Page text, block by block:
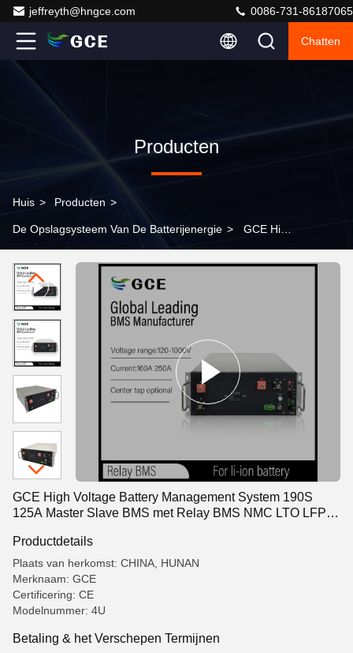
jeffreyth@hngce.com 0086-731-86187065
Chatten
Producten
Huis > Producten >
De Opslagsysteem Van De Batterijenergie > GCE High
Slave BMS met Relay BMS NMC LTO LFP zonne-
energieopslag
GCE High Voltage Battery Management System 190S
125A Master Slave BMS met Relay BMS NMC LTO LFP
Productdetails
Plaats van herkomst: CHINA, HUNAN
Merknaam: GCE
Certificering: CE
Modelnummer: 4U
Betaling & het Verschepen Termijnen